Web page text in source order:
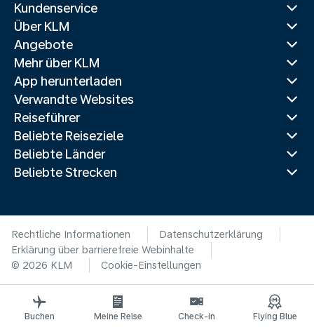
Kundenservice
Über KLM
Angebote
Mehr über KLM
App herunterladen
Verwandte Websites
Reiseführer
Beliebte Reiseziele
Beliebte Länder
Beliebte Strecken
Rechtliche Informationen
Datenschutzerklärung
Erklärung über barrierefreie Webinhalte
© 2026 KLM
Cookie-Einstellungen
Buchen Meine Reise Check-in Flying Blue